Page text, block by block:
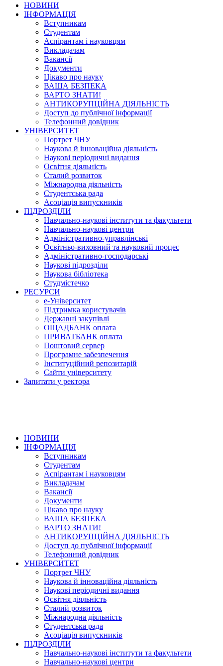
НОВИНИ
ІНФОРМАЦІЯ
Вступникам
Студентам
Аспірантам і науковцям
Викладачам
Вакансії
Документи
Цікаво про науку
ВАША БЕЗПЕКА
ВАРТО ЗНАТИ!
АНТИКОРУПЦІЙНА ДІЯЛЬНІСТЬ
Доступ до публічної інформації
Телефонний довідник
УНІВЕРСИТЕТ
Портрет ЧНУ
Наукова й інноваційна діяльність
Наукові періодичні видання
Освітня діяльність
Сталий розвиток
Міжнародна діяльність
Студентська рада
Асоціація випускників
ПІДРОЗДІЛИ
Навчально-наукові інститути та факультети
Навчально-наукові центри
Адміністративно-управлінські
Освітньо-виховний та науковий процес
Адміністративно-господарські
Наукові підрозділи
Наукова бібліотека
Студмістечко
РЕСУРСИ
е-Університет
Підтримка користувачів
Державні закупівлі
ОЩАДБАНК оплата
ПРИВАТБАНК оплата
Поштовий сервер
Програмне забезпечення
Інституційний репозитарій
Сайти університету
Запитати у ректора
НОВИНИ
ІНФОРМАЦІЯ
Вступникам
Студентам
Аспірантам і науковцям
Викладачам
Вакансії
Документи
Цікаво про науку
ВАША БЕЗПЕКА
ВАРТО ЗНАТИ!
АНТИКОРУПЦІЙНА ДІЯЛЬНІСТЬ
Доступ до публічної інформації
Телефонний довідник
УНІВЕРСИТЕТ
Портрет ЧНУ
Наукова й інноваційна діяльність
Наукові періодичні видання
Освітня діяльність
Сталий розвиток
Міжнародна діяльність
Студентська рада
Асоціація випускників
ПІДРОЗДІЛИ
Навчально-наукові інститути та факультети
Навчально-наукові центри